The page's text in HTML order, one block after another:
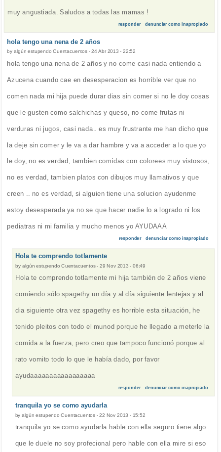
muy angustiada. Saludos a todas las mamas !
responder denunciar como inapropiado
hola tengo una nena de 2 años
by algún estupendo Cuentacuentos-24 Abr 2013 - 22:52
hola tengo una nena de 2 años y no come casi nada entiendo a
Azucena cuando cae en desesperacion es horrible ver que no
comen nada mi hija puede durar dias sin comer si no le doy cosas
que le gusten como salchichas y queso, no come frutas ni
verduras ni jugos, casi nada.. es muy frustrante me han dicho que
la deje sin comer y le va a dar hambre y va a acceder a lo que yo
le doy, no es verdad, tambien comidas con colorees muy vistosos,
no es verdad, tambien platos con dibujos muy llamativos y que
creen .. no es verdad, si alguien tiene una solucion ayudenme
estoy desesperada ya no se que hacer nadie lo a logrado ni los
pediatras ni mi familia y mucho menos yo AYUDAAA
responder denunciar como inapropiado
Hola te comprendo totlamente
by algún estupendo Cuentacuentos-29 Nov 2013 - 06:49
Hola te comprendo totlamente mi hija también de 2 años viene
comiendo sólo spagethy un día y al día siguiente lentejas y al
dia siguiente otra vez spagethy es horrible esta situación, he
tenido pleitos con todo el munod porque he llegado a meterle la
comida a la fuerza, pero creo que tampoco funcionó porque al
rato vomito todo lo que le había dado, por favor
ayudaaaaaaaaaaaaaaaaa
responder denunciar como inapropiado
tranquila yo se como ayudarla
byalgún estupendo Cuentacuentos -22 Nov 2013 - 15:52
tranquila yo se como ayudarla hable con ella seguro tiene algo
que le duele no soy profecional pero hable con ella mire si eso